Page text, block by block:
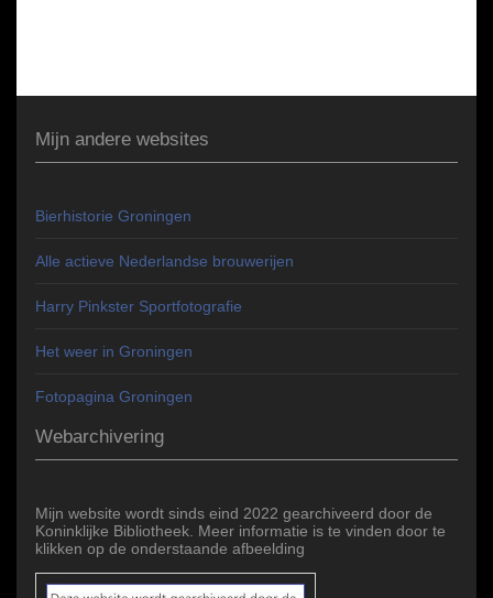
Mijn andere websites
Bierhistorie Groningen
Alle actieve Nederlandse brouwerijen
Harry Pinkster Sportfotografie
Het weer in Groningen
Fotopagina Groningen
Webarchivering
Mijn website wordt sinds eind 2022 gearchiveerd door de
Koninklijke Bibliotheek. Meer informatie is te vinden door te
klikken op de onderstaande afbeelding